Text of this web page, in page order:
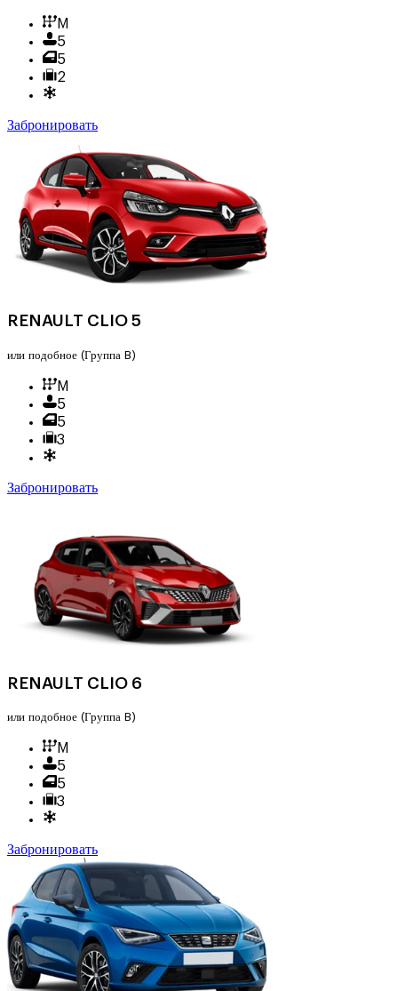
M
5
5
2
Забронировать
RENAULT CLIO 5
или подобное (Группа B)
M
5
5
3
Забронировать
RENAULT CLIO 6
или подобное (Группа B)
M
5
5
3
Забронировать